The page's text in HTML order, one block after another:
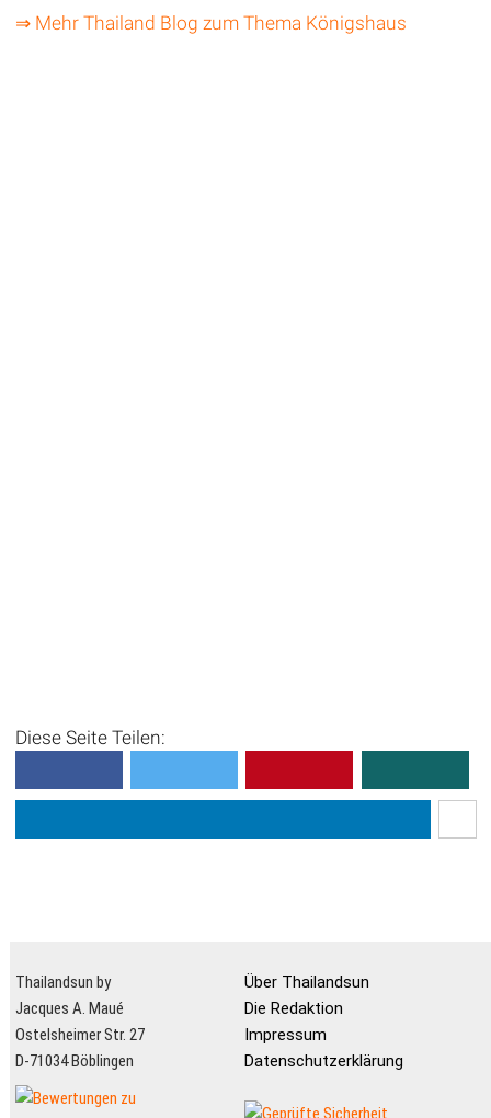
⇒ Mehr Thailand Blog zum Thema Königshaus
Diese Seite Teilen:
Thailandsun by
Jacques A. Maué
Ostelsheimer Str. 27
D-71034 Böblingen
Über Thailandsun
Die Redaktion
Impressum
Datenschutzerklärung